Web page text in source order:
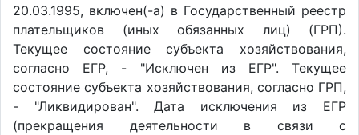
20.03.1995, включен(-a) в Государственный реестр
плательщиков (иных обязанных лиц) (ГРП).
Текущее состояние субъекта хозяйствования,
согласно ЕГР, - "Исключен из ЕГР". Текущее
состояние субъекта хозяйствования, согласно ГРП,
- "Ликвидирован". Дата исключения из ЕГР
(прекращения деятельности в связи с